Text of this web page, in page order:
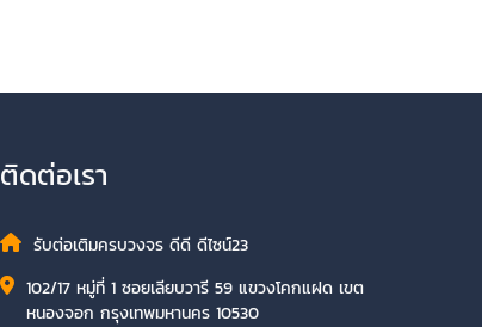
ติดต่อเรา
รับต่อเติมครบวงจร ดีดี ดีไซน์23
102/17 หมู่ที่ 1 ซอยเลียบวารี 59 แขวงโคกแฝด เขต
หนองจอก กรุงเทพมหานคร 10530